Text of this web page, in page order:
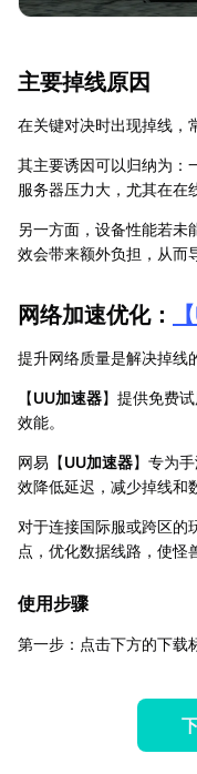
主要掉线原因
在关键对决时出现掉线，
其主要诱因可以归纳为：
服务器压力大，尤其在在
另一方面，设备性能若未
效会带来额外负担，从而
网络加速优化： 【
提升网络质量是解决掉线
【UU加速器】提供免费
效能。
网易【UU加速器】专为
效降低延迟，减少掉线和
对于连接国际服或跨区的
点，优化数据线路，使怪
使用步骤
第一步：点击下方的下载